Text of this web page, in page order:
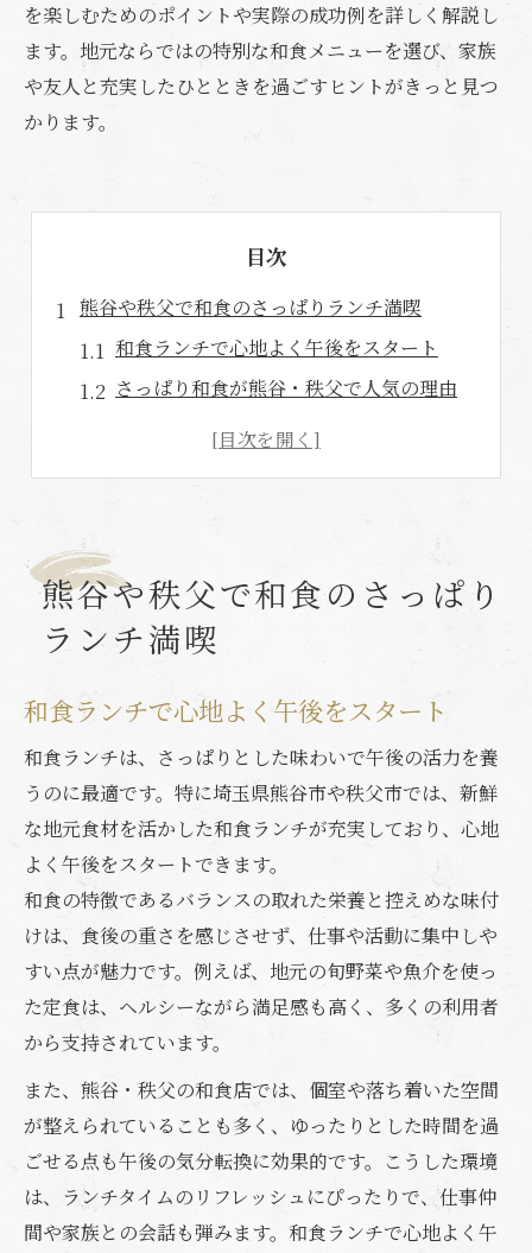
を楽しむためのポイントや実際の成功例を詳しく解説し
ます。地元ならではの特別な和食メニューを選び、家族
や友人と充実したひとときを過ごすヒントがきっと見つ
かります。
目次
熊谷や秩父で和食のさっぱりランチ満喫
和食ランチで心地よく午後をスタート
さっぱり和食が熊谷・秩父で人気の理由
和食の魅力をランチで手軽に体験
家族と楽しむ和食の魅力とは何か
和食は家族団らんにぴったりの選択肢
さっぱり和食で家族の会話も弾む時間
家族で味わう和食のさっぱりメニュー
和食ランチで家族の健康を意識する
地元食材で味わうさっぱり和食体験
地元食材と和食の絶妙な組み合わせ
秩父・熊谷の旬素材で和食の魅力再発見
和食ランチに地元野菜が彩る秘密
地産地消を意識した和食ランチの選び方
和食で味わう秩父の自然の恵み
個室も充実した和食ランチ探しのコツ
和食ランチで個室を選ぶメリットとは
ゆったり過ごせる和食店の探し方
個室で楽しむ和食のさっぱりランチ
予約時に和食店の個室を確認するポイント
和食ランチでプライベート空間を満喫
熊谷や秩父で和食のさっぱり
ランチ満喫
和食ランチで心地よく午後をスタート
和食ランチは、さっぱりとした味わいで午後の活力を養
うのに最適です。特に埼玉県熊谷市や秩父市では、新鮮
な地元食材を活かした和食ランチが充実しており、心地
よく午後をスタートできます。
和食の特徴であるバランスの取れた栄養と控えめな味付
けは、食後の重さを感じさせず、仕事や活動に集中しや
すい点が魅力です。例えば、地元の旬野菜や魚介を使っ
た定食は、ヘルシーながら満足感も高く、多くの利用者
から支持されています。
また、熊谷・秩父の和食店では、個室や落ち着いた空間
が整えられていることも多く、ゆったりとした時間を過
ごせる点も午後の気分転換に効果的です。こうした環境
は、ランチタイムのリフレッシュにぴったりで、仕事仲
間や家族との会話も弾みます。和食ランチで心地よく午